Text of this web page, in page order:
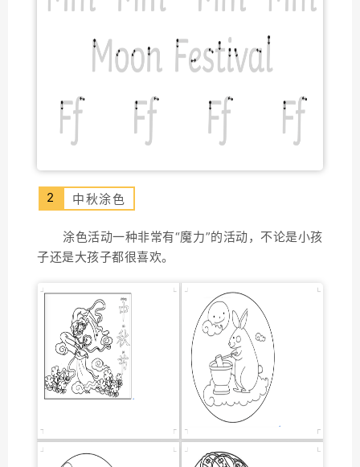
2 中秋涂色
涂色活动一种非常有“魔力”的活动，不论是小孩
子还是大孩子都很喜欢。